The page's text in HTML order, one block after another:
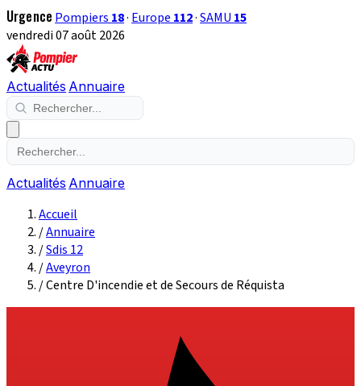
Urgence Pompiers 18· Europe 112·SAMU 15
vendredi 07 août 2026
Actualités Annuaire
Actualités Annuaire
Accueil
/Annuaire
/Sdis 12
/Aveyron
/Centre D'incendie et de Secours de Réquista